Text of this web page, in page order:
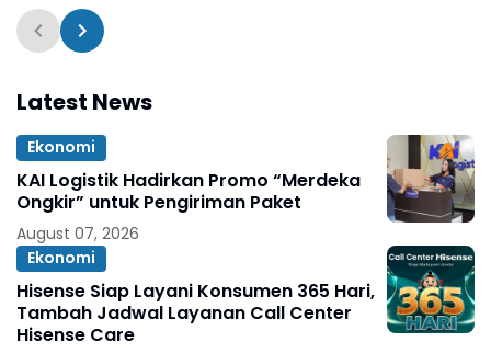
Latest News
Ekonomi
KAI Logistik Hadirkan Promo “Merdeka
Ongkir” untuk Pengiriman Paket
August 07, 2026
Ekonomi
Hisense Siap Layani Konsumen 365 Hari,
Tambah Jadwal Layanan Call Center
Hisense Care